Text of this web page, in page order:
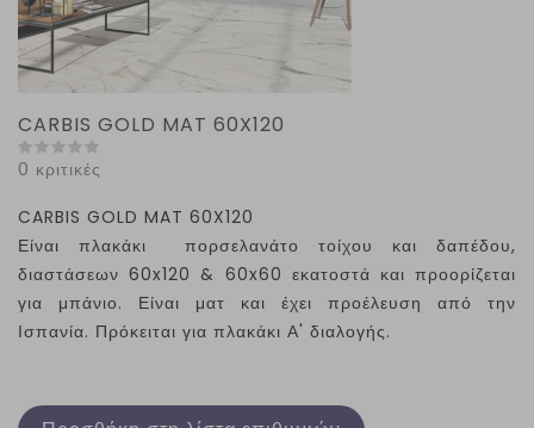
CARBIS GOLD MAT 60X120
0 κριτικές
CARBIS GOLD MAT 60X120
Είναι πλακάκι πορσελανάτο τοίχου και δαπέδου,
διαστάσεων 60x120 & 60x60 εκατοστά και προορίζεται
για μπάνιο. Είναι ματ και έχει προέλευση από την
Ισπανία. Πρόκειται για πλακάκι Α' διαλογής.